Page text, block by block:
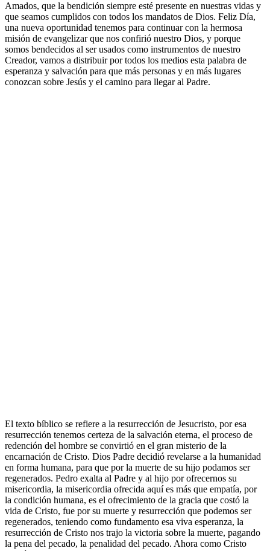
Amados, que la bendición siempre esté presente en nuestras vidas y
que seamos cumplidos con todos los mandatos de Dios. Feliz Día,
una nueva oportunidad tenemos para continuar con la hermosa
misión de evangelizar que nos confirió nuestro Dios, y porque
somos bendecidos al ser usados como instrumentos de nuestro
Creador, vamos a distribuir por todos los medios esta palabra de
esperanza y salvación para que más personas y en más lugares
conozcan sobre Jesús y el camino para llegar al Padre.
El texto bíblico se refiere a la resurrección de Jesucristo, por esa
resurrección tenemos certeza de la salvación eterna, el proceso de
redención del hombre se convirtió en el gran misterio de la
encarnación de Cristo. Dios Padre decidió revelarse a la humanidad
en forma humana, para que por la muerte de su hijo podamos ser
regenerados. Pedro exalta al Padre y al hijo por ofrecernos su
misericordia, la misericordia ofrecida aquí es más que empatía, por
la condición humana, es el ofrecimiento de la gracia que costó la
vida de Cristo, fue por su muerte y resurrección que podemos ser
regenerados, teniendo como fundamento esa viva esperanza, la
resurrección de Cristo nos trajo la victoria sobre la muerte, pagando
la pena del pecado, la penalidad del pecado. Ahora como Cristo